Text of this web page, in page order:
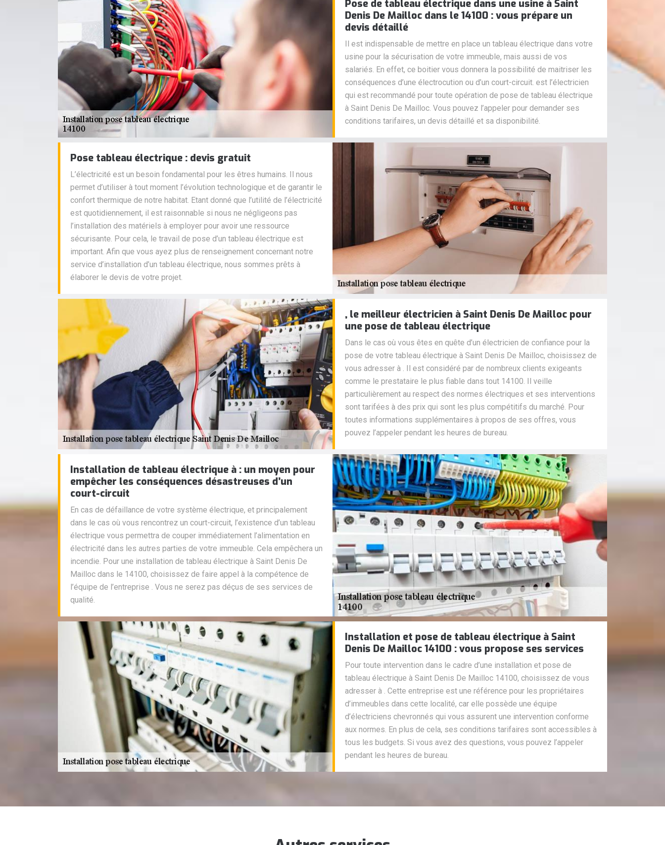
Pose de tableau électrique dans une usine à Saint
Denis De Mailloc dans le 14100 : vous prépare un
devis détaillé
Il est indispensable de mettre en place un tableau électrique dans votre
usine pour la sécurisation de votre immeuble, mais aussi de vos
salariés. En effet, ce boitier vous donnera la possibilité de maitriser les
conséquences d’une électrocution ou d’un court-circuit. est l’électricien
qui est recommandé pour toute opération de pose de tableau électrique
à Saint Denis De Mailloc. Vous pouvez l’appeler pour demander ses
conditions tarifaires, un devis détaillé et sa disponibilité.
Pose tableau électrique : devis gratuit
L’électricité est un besoin fondamental pour les êtres humains. Il nous
permet d’utiliser à tout moment l’évolution technologique et de garantir le
confort thermique de notre habitat. Etant donné que l’utilité de l’électricité
est quotidiennement, il est raisonnable si nous ne négligeons pas
l’installation des matériels à employer pour avoir une ressource
sécurisante. Pour cela, le travail de pose d’un tableau électrique est
important. Afin que vous ayez plus de renseignement concernant notre
service d’installation d’un tableau électrique, nous sommes prêts à
élaborer le devis de votre projet.
, le meilleur électricien à Saint Denis De Mailloc pour
une pose de tableau électrique
Dans le cas où vous êtes en quête d’un électricien de confiance pour la
pose de votre tableau électrique à Saint Denis De Mailloc, choisissez de
vous adresser à . Il est considéré par de nombreux clients exigeants
comme le prestataire le plus fiable dans tout 14100. Il veille
particulièrement au respect des normes électriques et ses interventions
sont tarifées à des prix qui sont les plus compétitifs du marché. Pour
toutes informations supplémentaires à propos de ses offres, vous
pouvez l’appeler pendant les heures de bureau.
Installation de tableau électrique à : un moyen pour
empêcher les conséquences désastreuses d’un
court-circuit
En cas de défaillance de votre système électrique, et principalement
dans le cas où vous rencontrez un court-circuit, l’existence d’un tableau
électrique vous permettra de couper immédiatement l’alimentation en
électricité dans les autres parties de votre immeuble. Cela empêchera un
incendie. Pour une installation de tableau électrique à Saint Denis De
Mailloc dans le 14100, choisissez de faire appel à la compétence de
l’équipe de l’entreprise . Vous ne serez pas déçus de ses services de
qualité.
Installation et pose de tableau électrique à Saint
Denis De Mailloc 14100 : vous propose ses services
Pour toute intervention dans le cadre d’une installation et pose de
tableau électrique à Saint Denis De Mailloc 14100, choisissez de vous
adresser à . Cette entreprise est une référence pour les propriétaires
d’immeubles dans cette localité, car elle possède une équipe
d’électriciens chevronnés qui vous assurent une intervention conforme
aux normes. En plus de cela, ses conditions tarifaires sont accessibles à
tous les budgets. Si vous avez des questions, vous pouvez l’appeler
pendant les heures de bureau.